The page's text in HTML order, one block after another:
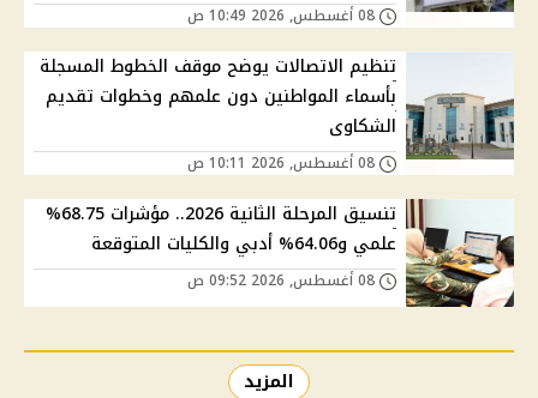
تنظيم الاتصالات يوضح موقف الخطوط المسجلة
بأسماء المواطنين دون علمهم وخطوات تقديم
الشكاوى
تنسيق المرحلة الثانية 2026.. مؤشرات 68.75%
علمي و64.06% أدبي والكليات المتوقعة
المزيد